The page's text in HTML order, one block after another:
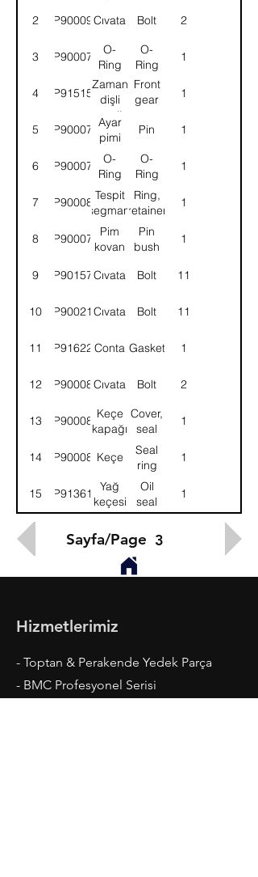
2 9P900090Cıvata Bolt 2
3 9P900076
O-
Ring
O-
Ring
1
4 9P915154
Zaman
dişli
kapağı,
arka
Front
gear
rear
1
5 9P900079
Ayar
pimi
Pin 1
6 9P900078
O-
Ring
O-
Ring
1
7 9P900080
Tespit
segmanı
Ring,
retainer
1
8 9P900077
Pim
kovan
Pin
bush
1
9 9P901574Cıvata Bolt 11
10 9P900213Cıvata Bolt 11
11 9P916224Conta Gasket 1
12 9P900081Cıvata Bolt 2
13 9P900088
Keçe
kapağı
Cover,
seal
1
14 9P900089Keçe
Seal
ring
1
15 9P913618
Yağ
keçesi
Oil
seal
1
Sayfa/Page 3
Hizmetlerimiz
- Toptan & Perakende Yedek Parça
- BMC Profesyonel Serisi